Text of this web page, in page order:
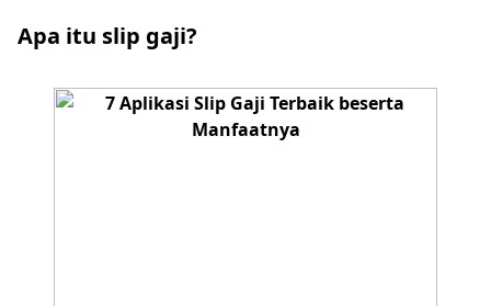
Apa itu slip gaji?